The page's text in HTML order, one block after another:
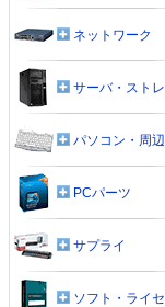
ネットワーク
サーバ・スト
パソコン・周
PCパーツ
サプライ
ソフト・ライ